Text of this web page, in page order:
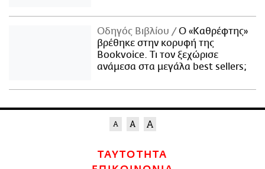
Οδηγός Βιβλίου
Ο «Καθρέφτης»
βρέθηκε στην κορυφή της
Bookvoice. Τι τον ξεχώρισε
ανάμεσα στα μεγάλα best sellers;
ΤΑΥΤΟΤΗΤΑ